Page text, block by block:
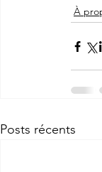
À
Posts récents